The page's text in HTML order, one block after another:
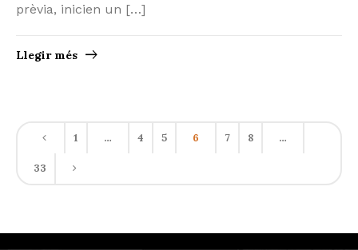
prèvia, inicien un […]
Llegir més
1 … 4 5 6 7 8 …
33